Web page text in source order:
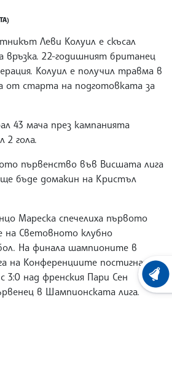
Леви Колуил е скъсал
връзка. 22-годишният британец
Колуил е получил травма в
от старта на подготовката за
43 мача през кампанията
2 гола.
първенство във Висшата лига
ще бъде домакин на Кристъл
Мареска спечелиха първото
на Световното клубно
На финала шампионите в
на Конференциите постигнаха
3:0 над френския Пари Сен
в Шампионската лига.